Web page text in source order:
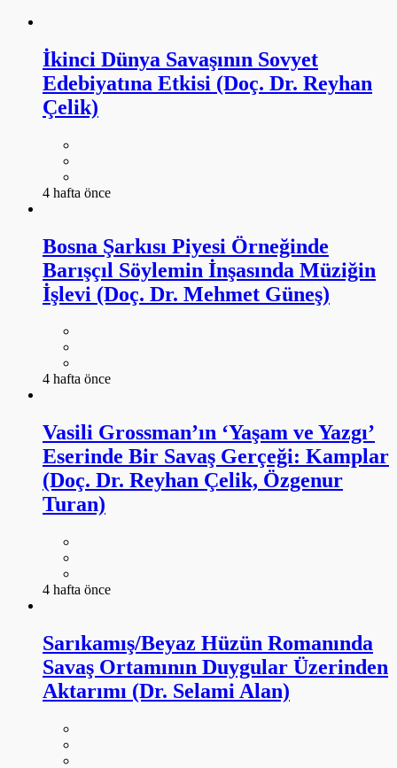
İkinci Dünya Savaşının Sovyet
Edebiyatına Etkisi (Doç. Dr. Reyhan
Çelik)
4 hafta önce
Bosna Şarkısı Piyesi Örneğinde
Barışçıl Söylemin İnşasında Müziğin
İşlevi (Doç. Dr. Mehmet Güneş)
4 hafta önce
Vasili Grossman’ın ‘Yaşam ve Yazgı’
Eserinde Bir Savaş Gerçeği: Kamplar
(Doç. Dr. Reyhan Çelik, Özgenur
Turan)
4 hafta önce
Sarıkamış/Beyaz Hüzün Romanında
Savaş Ortamının Duygular Üzerinden
Aktarımı (Dr. Selami Alan)